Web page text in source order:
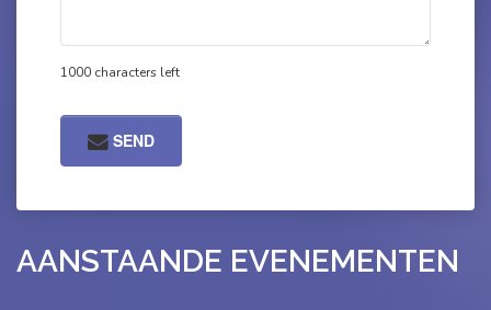
1000 characters left
SEND
AANSTAANDE EVENEMENTEN